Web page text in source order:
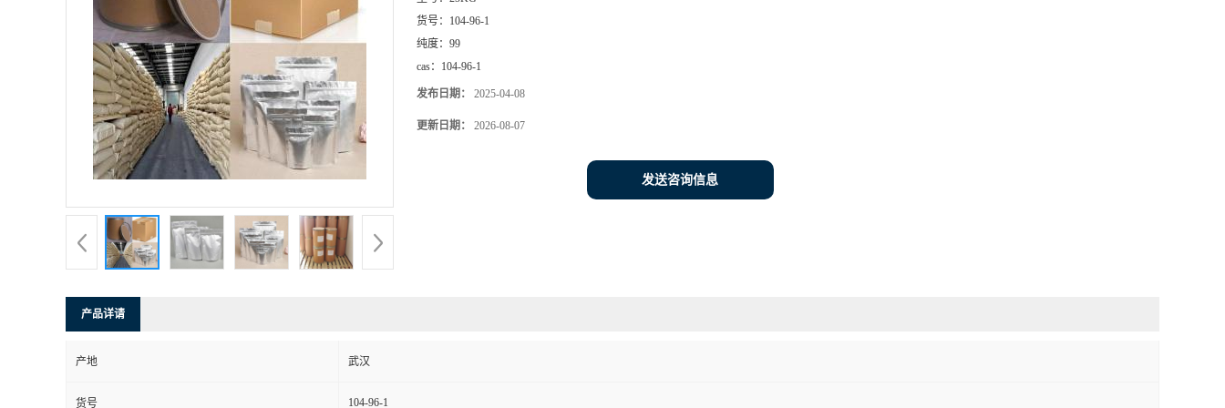
货号： 104-96-1
纯度： 99
cas： 104-96-1
发布日期： 2025-04-08
更新日期： 2026-08-07
发送咨询信息
产品详请
产地 武汉
货号 104-96-1